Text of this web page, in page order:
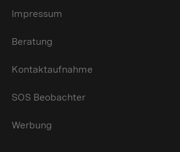
Impressum
Beratung
Kontaktaufnahme
SOS Beobachter
Werbung